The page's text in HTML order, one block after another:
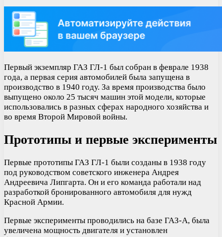
Первый экземпляр ГАЗ ГЛ-1 был собран в феврале 1938
года, а первая серия автомобилей была запущена в
производство в 1940 году. За время производства было
выпущено около 25 тысяч машин этой модели, которые
использовались в разных сферах народного хозяйства и
во время Второй Мировой войны.
Прототипы и первые эксперименты
Первые прототипы ГАЗ ГЛ-1 были созданы в 1938 году
под руководством советского инженера Андрея
Андреевича Липгарта. Он и его команда работали над
разработкой бронированного автомобиля для нужд
Красной Армии.
Первые эксперименты проводились на базе ГАЗ-А, была
увеличена мощность двигателя и установлен